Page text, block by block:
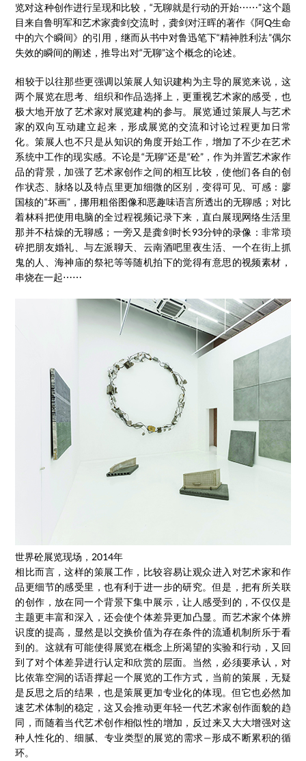
览对这种创作进行呈现和比较，“无聊就是行动的开始⋯⋯”这个题
目来自鲁明军和艺术家龚剑交流时，龚剑对汪晖的著作《阿Q生命
中的六个瞬间》的引用，继而从书中对鲁迅笔下“精神胜利法”偶尔
失效的瞬间的阐述，推导出对“无聊”这个概念的论述。
相较于以往那些更强调以策展人知识建构为主导的展览来说，这
两个展览在思考、组织和作品选择上，更重视艺术家的感受，也
极大地开放了艺术家对展览建构的参与。展览通过策展人与艺术
家的双向互动建立起来，形成展览的交流和讨论过程更加日常
化。策展人也不只是从知识的角度开始工作，增加了不少在艺术
系统中工作的现实感。不论是“无聊”还是“砼”，作为并置艺术家作
品的背景，加强了艺术家创作之间的相互比较，使他们各自的创
作状态、脉络以及特点里更加细微的区别，变得可见、可感：廖
国核的“坏画”，挪用粗俗图像和恶趣味语言所透出的无聊感；对比
着林科把使用电脑的全过程视频记录下来，直白展现网络生活里
那并不枯燥的无聊感；一旁又是龚剑时长93分钟的录像：非常琐
碎把朋友婚礼、与左派聊天、云南酒吧里夜生活、一个在街上抓
鬼的人、海神庙的祭祀等等随机拍下的觉得有意思的视频素材，
串烧在一起⋯⋯
世界砼展览现场，2014年
相比而言，这样的策展工作，比较容易让观众进入对艺术家和作
品更细节的感受里，也有利于进一步的研究。但是，把有所关联
的创作，放在同一个背景下集中展示，让人感受到的，不仅仅是
主题更丰富和深入，还会使个体差异更加凸显。而艺术家个体辨
识度的提高，显然是以交换价值为存在条件的流通机制所乐于看
到的。这就有可能使得展览在概念上所渴望的实验和行动，又回
到了对个体差异进行认定和欣赏的层面。当然，必须要承认，对
比依靠空洞的话语撑起一个展览的工作方式，当前的策展，无疑
是反思之后的结果，也是策展更加专业化的体现。但它也必然加
速艺术体制的稳定，这又会推动更年轻一代艺术家创作面貌的趋
同，而随着当代艺术创作相似性的增加，反过来又大大增强对这
种人性化的、细腻、专业类型的展览的需求—形成不断累积的循
环。